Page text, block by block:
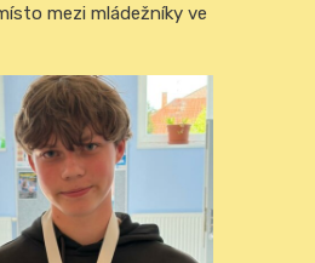
mezi mládežníky ve